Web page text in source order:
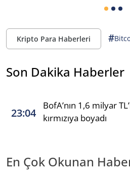
Kripto Para Haberleri #
Son Dakika Haberler
23:04
BofA’nın 1,6 milyar
kırmızıya boyadı
En Çok Okunan